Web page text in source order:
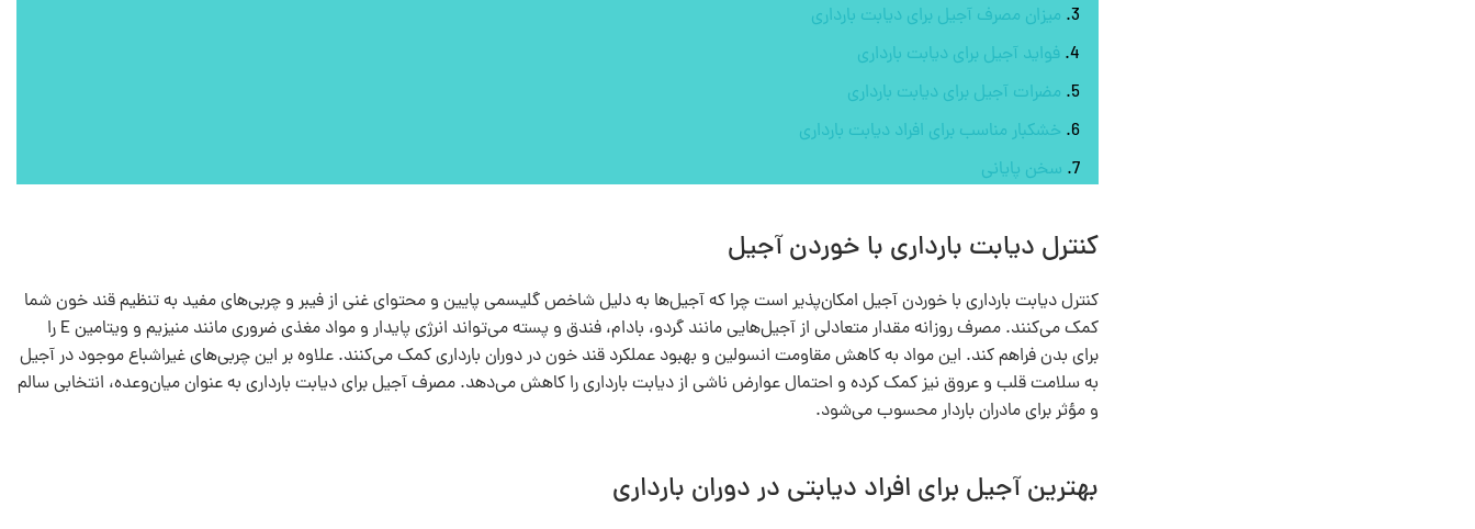
میزان مصرف آجیل برای دیابت بارداری
فواید آجیل برای دیابت بارداری
مضرات آجیل برای دیابت بارداری
خشکبار مناسب برای افراد دیابت بارداری
سخن پایانی
کنترل دیابت بارداری با خوردن آجیل
کنترل دیابت بارداری با خوردن آجیل امکان‌پذیر است چرا که آجیل‌ها به دلیل شاخص گلیسمی پایین و محتوای غنی از فیبر و چربی‌های مفید به تنظیم قند خون شما
کمک می‌کنند. مصرف روزانه مقدار متعادلی از آجیل‌هایی مانند گردو، بادام، فندق و پسته می‌تواند انرژی پایدار و مواد مغذی ضروری مانند منیزیم و ویتامین E را
برای بدن فراهم کند. این مواد به کاهش مقاومت انسولین و بهبود عملکرد قند خون در دوران بارداری کمک می‌کنند. علاوه بر این چربی‌های غیراشباع موجود در آجیل
به سلامت قلب و عروق نیز کمک کرده و احتمال عوارض ناشی از دیابت بارداری را کاهش می‌دهد. مصرف آجیل برای دیابت بارداری به عنوان میان‌وعده، انتخابی سالم
و مؤثر برای مادران باردار محسوب می‌شود.
بهترین آجیل برای افراد دیابتی در دوران بارداری